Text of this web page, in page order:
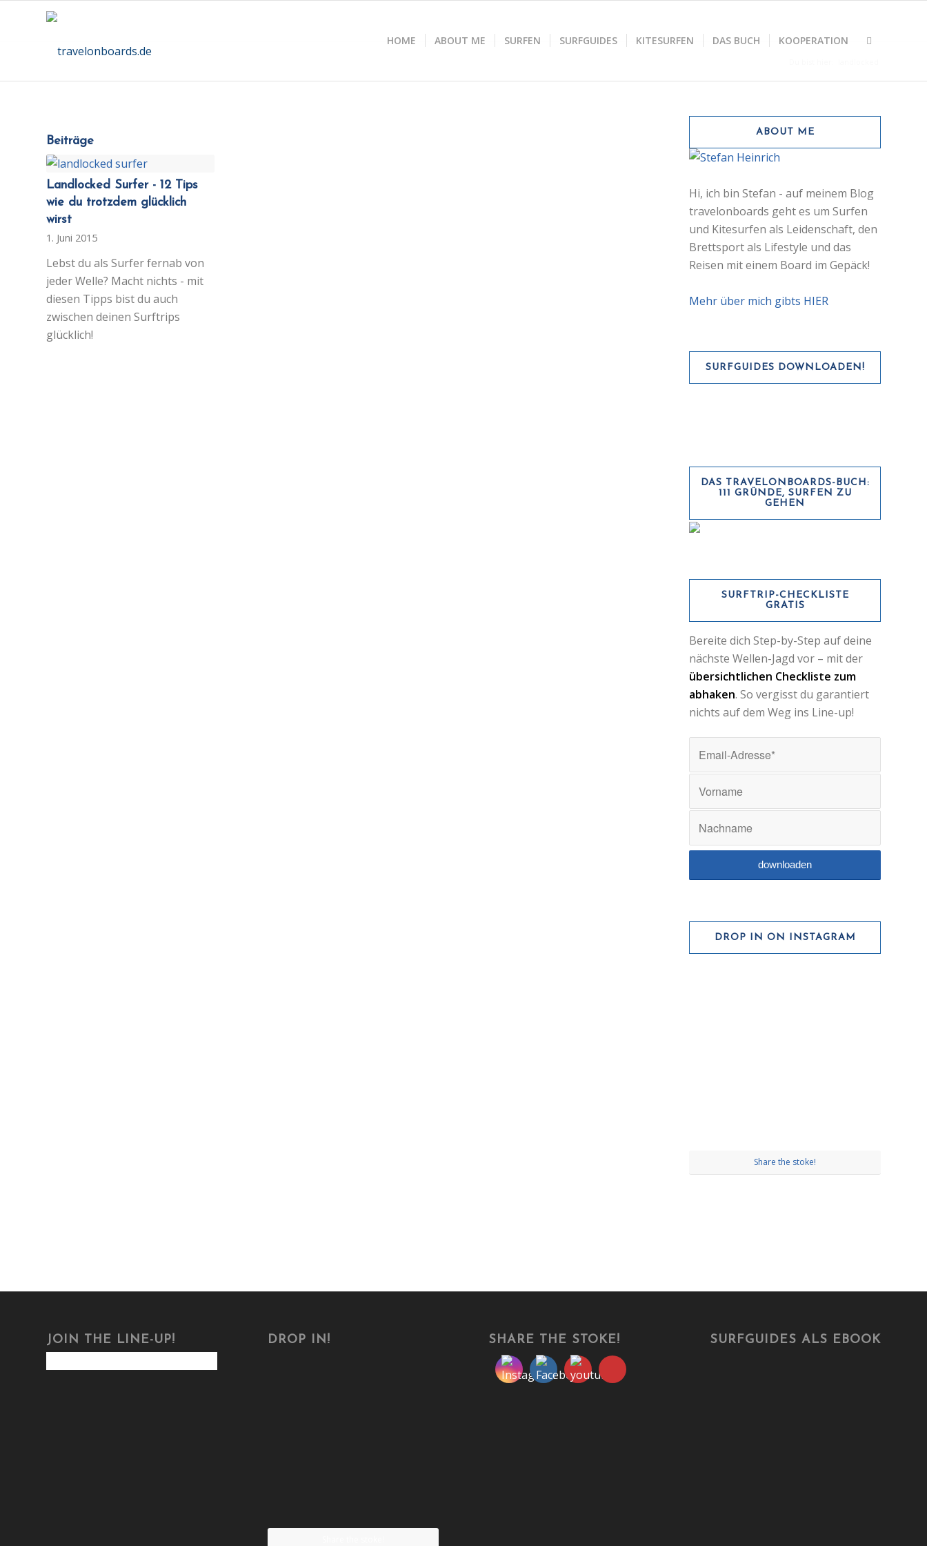
HOME ABOUT ME SURFEN SURFGUIDES KITESURFEN DAS BUCH KOOPERATION
Beiträge
Landlocked Surfer - 12 Tips
wie du trotzdem glücklich
wirst
1. Juni 2015
Lebst du als Surfer fernab von
jeder Welle? Macht nichts - mit
diesen Tipps bist du auch
zwischen deinen Surftrips
glücklich!
ABOUT ME
Hi, ich bin Stefan - auf meinem Blog
travelonboards geht es um Surfen
und Kitesurfen als Leidenschaft, den
Brettsport als Lifestyle und das
Reisen mit einem Board im Gepäck!
Mehr über mich gibts HIER
SURFGUIDES DOWNLOADEN!
DAS TRAVELONBOARDS-BUCH:
111 GRÜNDE, SURFEN ZU
GEHEN
SURFTRIP-CHECKLISTE
GRATIS
Bereite dich Step-by-Step auf deine
nächste Wellen-Jagd vor – mit der
übersichtlichen Checkliste zum
abhaken. So vergisst du garantiert
nichts auf dem Weg ins Line-up!
DROP IN ON INSTAGRAM
Share the stoke!
JOIN THE LINE-UP! DROP IN! SHARE THE STOKE! SURFGUIDES ALS EBOOK